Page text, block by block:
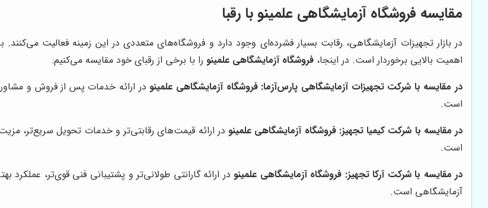
مقایسه فروشگاه آزمایشگاهی علمینو با رقبا
در بازار تجهیزات آزمایشگاهی، رقابت بسیار فشرده‌ای وجود دارد و فروشگاه‌های متعددی در این زمینه فعالیت
اهمیت بالایی برخوردار است. در اینجا، فروشگاه آزمایشگاهی علمینورا با برخی از رقبای خود مقایسه می‌کنیم:
در مقایسه با شرکت تجهیزات آزمایشگاهی پارس‌آزما: فروشگاه آزمایشگاهی علمینودر ارائه خدمات پس از فروش و
است.
در مقایسه با شرکت کیمیا تجهیز: فروشگاه آزمایشگاهی علمینودر ارائه قیمت‌های رقابتی‌تر و خدمات تحویل سریع‌تر،
است.
در مقایسه با شرکت آرکا تجهیز: فروشگاه آزمایشگاهی علمینودر ارائه گارانتی طولانی‌تر و پشتیبانی فنی قوی‌تر، عملکرد
آزمایشگاهی است.